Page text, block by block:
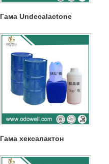
Гама Undecalactone
Гама хексалактон